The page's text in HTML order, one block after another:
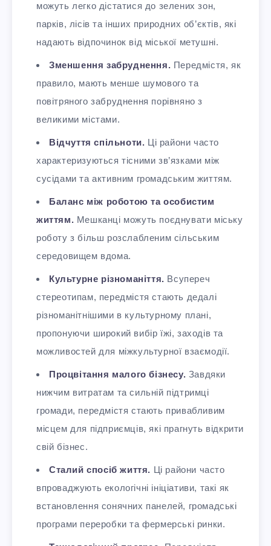
можуть легко дістатися до зелених зон,
парків, лісів та інших природних об’єктів, які
надають відпочинок від міської метушні.
Зменшення забруднення. Передмістя, як
правило, мають менше шумового та
повітряного забруднення порівняно з
великими містами.
Відчуття спільноти. Ці райони часто
характеризуються тісними зв’язками між
сусідами та активним громадським життям.
Баланс між роботою та особистим
життям. Мешканці можуть поєднувати міську
роботу з більш розслабленим сільським
середовищем вдома.
Культурне різноманіття. Всупереч
стереотипам, передмістя стають дедалі
різноманітнішими в культурному плані,
пропонуючи широкий вибір їжі, заходів та
можливостей для міжкультурної взаємодії.
Процвітання малого бізнесу. Завдяки
нижчим витратам та сильній підтримці
громади, передмістя стають привабливим
місцем для підприємців, які прагнуть відкрити
свій бізнес.
Сталий спосіб життя. Ці райони часто
впроваджують екологічні ініціативи, такі як
встановлення сонячних панелей, громадські
програми переробки та фермерські ринки.